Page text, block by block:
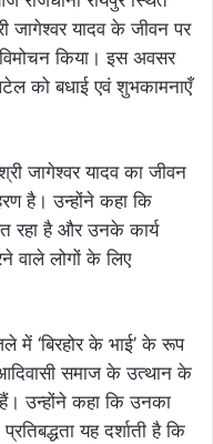
जागेश्वर यादव के जीवन पर
किया। इस अवसर
को बधाई एवं शुभकामनाएँ
जागेश्वर यादव का जीवन
है। उन्होंने कहा कि
रहा है और उनके कार्य
वाले लोगों के लिए
में ‘बिरहोर के भाई’ के रूप
आदिवासी समाज के उत्थान के
उन्होंने कहा कि उनका
यह दर्शाती है कि